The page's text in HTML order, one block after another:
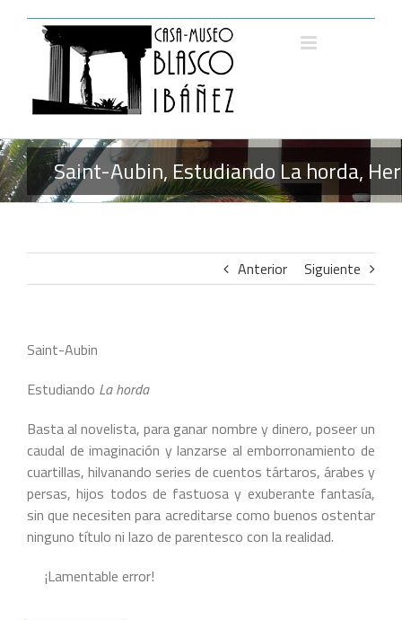
contenido
Saint-Aubin, Estudiando La horda,
Anterior Siguiente
Saint-Aubin
Estudiando La horda
Basta al novelista, para ganar nombre y dinero, poseer un
caudal de imaginación y lanzarse al emborronamiento de
cuartillas, hilvanando series de cuentos tártaros, árabes y
persas, hijos todos de fastuosa y exuberante fantasía,
sin que necesiten para acreditarse como buenos ostentar
ninguno título ni lazo de parentesco con la realidad.
¡Lamentable error!